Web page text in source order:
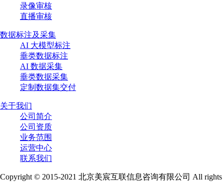
录像审核
直播审核
数据标注及采集
AI 大模型标注
垂类数据标注
AI 数据采集
垂类数据采集
定制数据集交付
关于我们
公司简介
公司资质
业务范围
运营中心
联系我们
Copyright © 2015-2021 北京美宸互联信息咨询有限公司 All rights